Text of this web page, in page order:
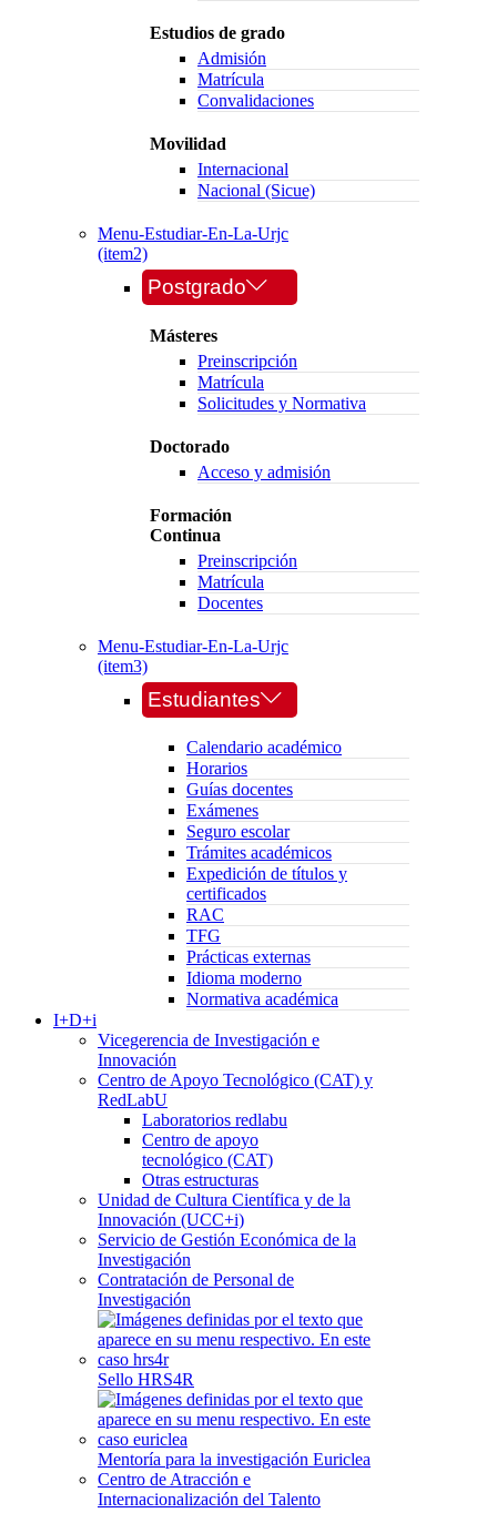
Estudios de grado
Admisión
Matrícula
Convalidaciones
Movilidad
Internacional
Nacional (Sicue)
Menu-Estudiar-En-La-Urjc
(item2)
Postgrado
Másteres
Preinscripción
Matrícula
Solicitudes y Normativa
Doctorado
Acceso y admisión
Formación
Continua
Preinscripción
Matrícula
Docentes
Menu-Estudiar-En-La-Urjc
(item3)
Estudiantes
Calendario académico
Horarios
Guías docentes
Exámenes
Seguro escolar
Trámites académicos
Expedición de títulos y
certificados
RAC
TFG
Prácticas externas
Idioma moderno
Normativa académica
I+D+i
Vicegerencia de Investigación e
Innovación
Centro de Apoyo Tecnológico (CAT) y
RedLabU
Laboratorios redlabu
Centro de apoyo
tecnológico (CAT)
Otras estructuras
Unidad de Cultura Científica y de la
Innovación (UCC+i)
Servicio de Gestión Económica de la
Investigación
Contratación de Personal de
Investigación
Sello HRS4R
Mentoría para la investigación Euriclea
Centro de Atracción e
Internacionalización del Talento